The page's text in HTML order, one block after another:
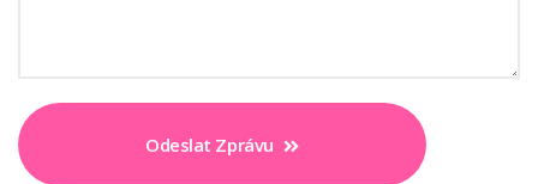
Odeslat Zprávu